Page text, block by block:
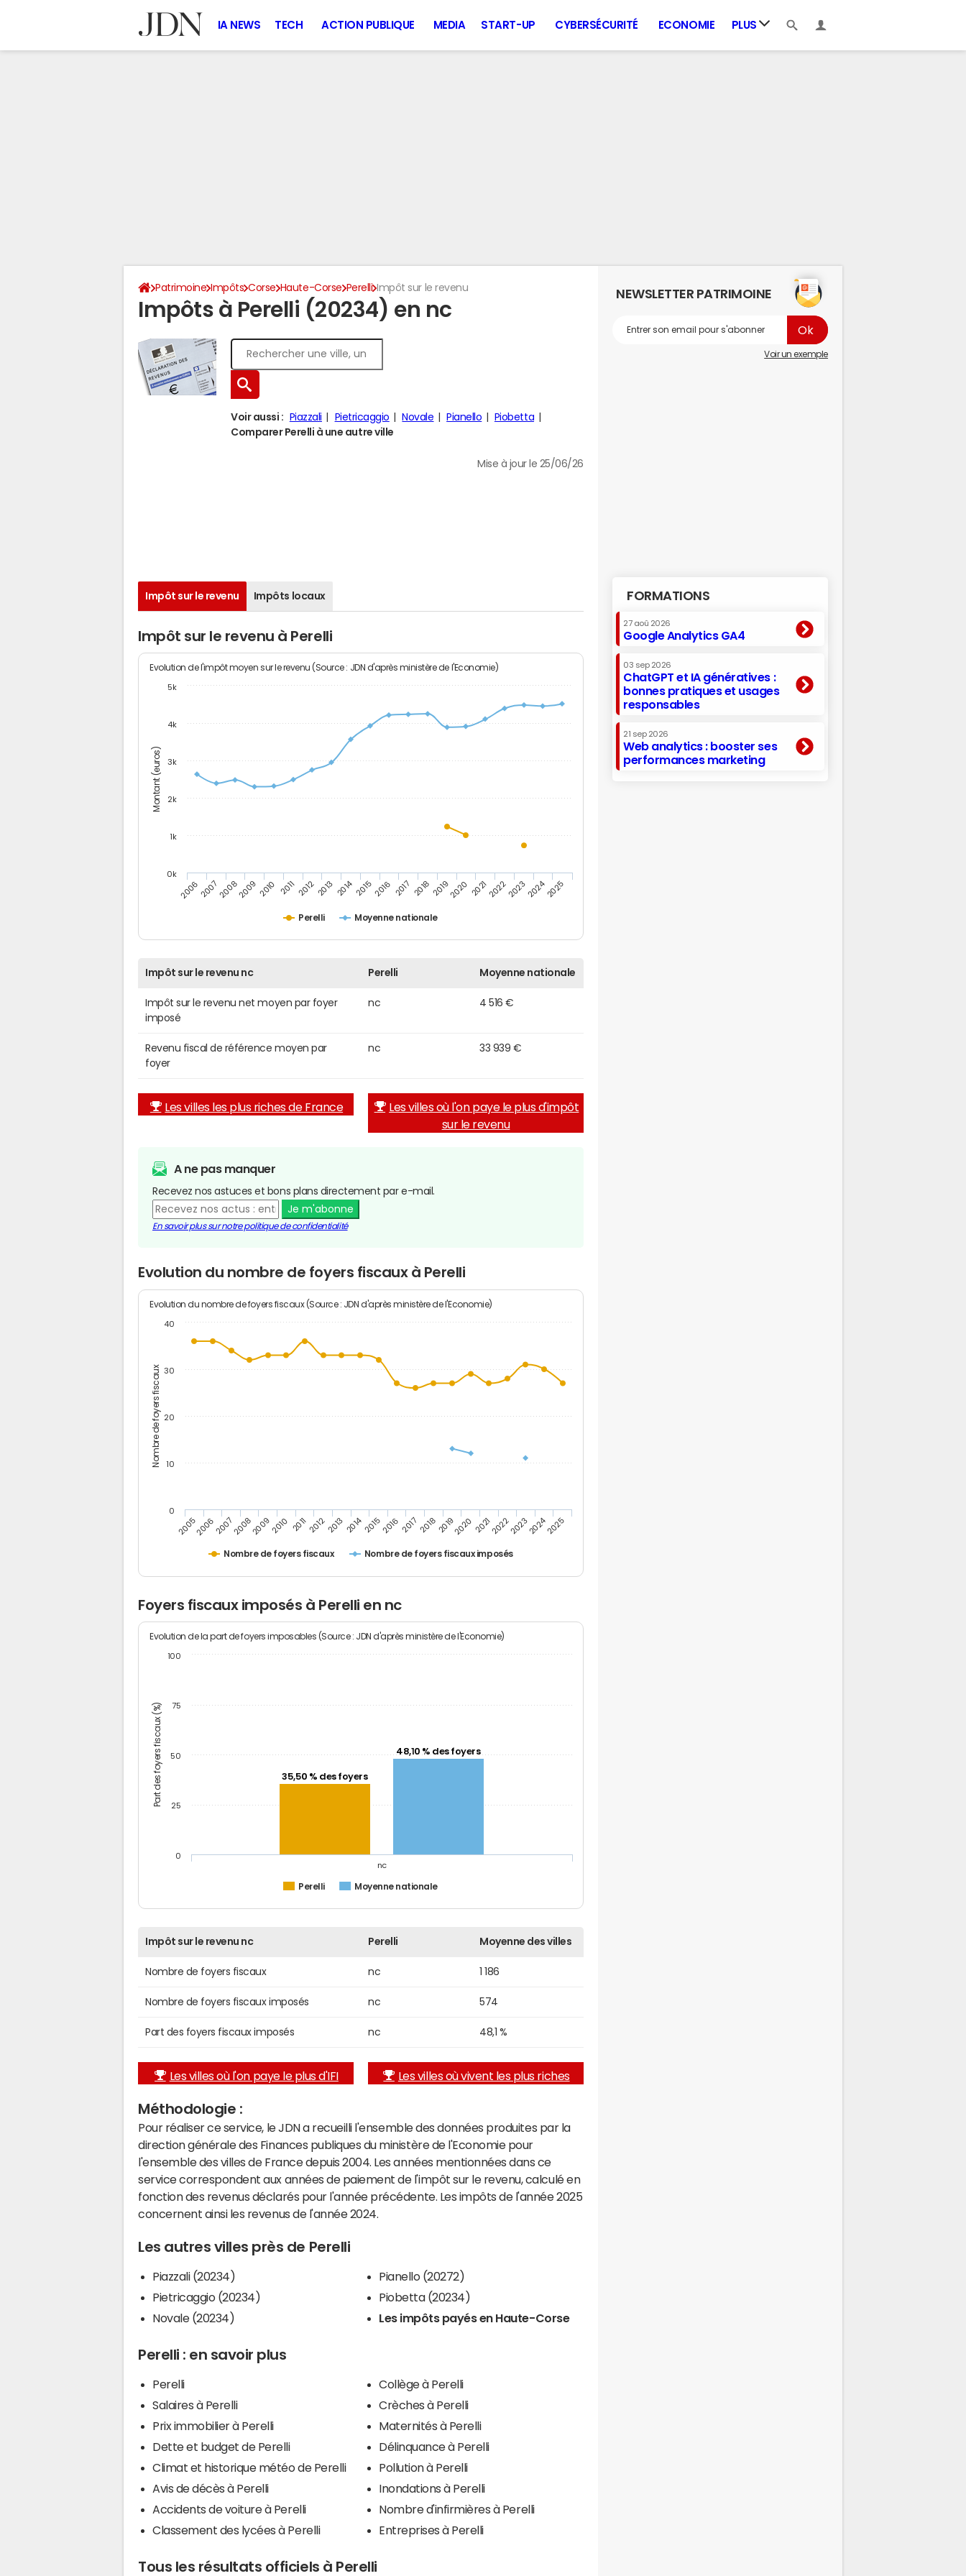
IA NEWS TECH ACTION PUBLIQUE MEDIA START-UP CYBERSÉCURITÉ ECONOMIE PLUS
Patrimoine Impôts Corse Haute-Corse Perelli Impôt sur le revenu
Impôts à Perelli (20234) en nc
Voir aussi : Piazzali Pietricaggio Novale Pianello
Piobetta
Comparer Perelli à une autre ville
Mise à jour le 25/06/26
Impôt sur le revenu Impôts locaux
Impôt sur le revenu à Perelli
Montant (euros)
Evolution de l'impôt moyen sur le revenu (Source : JDN d'après ministère de l'Economie)
Perelli Moyenne nationale
20062007200820092010 2011 20122013 201420152016 2017 201820192020 20212022202320242025
0k
1k
2k
3k
4k
5k
Impôt sur le revenu nc Perelli Moyenne nationale
Impôt sur le revenu net moyen par foyer
imposé
nc 4 516 €
Revenu fiscal de référence moyen par
foyer
nc 33 939 €
Les villes les plus riches de France
Les villes où l'on paye le plus d'impôt
sur le revenu
A ne pas manquer
Recevez nos astuces et bons plans directement par e-mail.
Je m'abonne
En savoir plus sur notre politique de confidentialité
Evolution du nombre de foyers fiscaux à Perelli
Nombre de foyers fiscaux
Evolution du nombre de foyers fiscaux (Source : JDN d'après ministère de l'Economie)
Nombre de foyers fiscaux Nombre de foyers fiscaux imposés
200520062007200820092010 201120122013201420152016 2017 20182019202020212022202320242025
0
10
20
30
40
Foyers fiscaux imposés à Perelli en nc
Part des foyers fiscaux (%)
Evolution de la part de foyers imposables (Source : JDN d'après ministère de l'Economie)
35,50 % des foyers
48,10 % des foyers
Perelli Moyenne nationale
nc
0
25
50
75
100
Impôt sur le revenu nc Perelli Moyenne des villes
Nombre de foyers fiscaux nc 1 186
Nombre de foyers fiscaux imposés nc 574
Part des foyers fiscaux imposés nc 48,1 %
Les villes où l'on paye le plus d'IFI Les villes où vivent les plus riches
Méthodologie :
Pour réaliser ce service, le JDN a recueilli l'ensemble des données produites par la
direction générale des Finances publiques du ministère de l'Economie pour
l'ensemble des villes de France depuis 2004. Les années mentionnées dans ce
service correspondent aux années de paiement de l'impôt sur le revenu, calculé en
fonction des revenus déclarés pour l'année précédente. Les impôts de l'année 2025
concernent ainsi les revenus de l'année 2024.
Les autres villes près de Perelli
Piazzali (20234)
Pietricaggio (20234)
Novale (20234)
Pianello (20272)
Piobetta (20234)
Les impôts payés en Haute-Corse
Perelli : en savoir plus
Perelli
Salaires à Perelli
Prix immobilier à Perelli
Dette et budget de Perelli
Climat et historique météo de Perelli
Avis de décès à Perelli
Accidents de voiture à Perelli
Classement des lycées à Perelli
Collège à Perelli
Crèches à Perelli
Maternités à Perelli
Délinquance à Perelli
Pollution à Perelli
Inondations à Perelli
Nombre d'infirmières à Perelli
Entreprises à Perelli
Tous les résultats officiels à Perelli
NEWSLETTER PATRIMOINE
Voir un exemple
FORMATIONS
27 aoû 2026
Google Analytics GA4
03 sep 2026
ChatGPT et IA génératives :
bonnes pratiques et usages
responsables
21 sep 2026
Web analytics : booster ses
performances marketing